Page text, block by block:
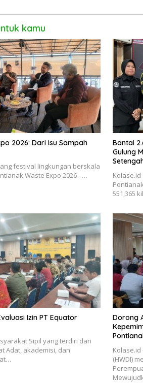
kamu
2026: Dari Isu Sampah
festival lingkungan berskala
Waste Expo 2026 –…
Bantai
Gulung
Kolase.id
551,365
Izin PT Equator
Sipil yang terdiri dari
Adat, akademisi, dan
Dorong
(HWDI)